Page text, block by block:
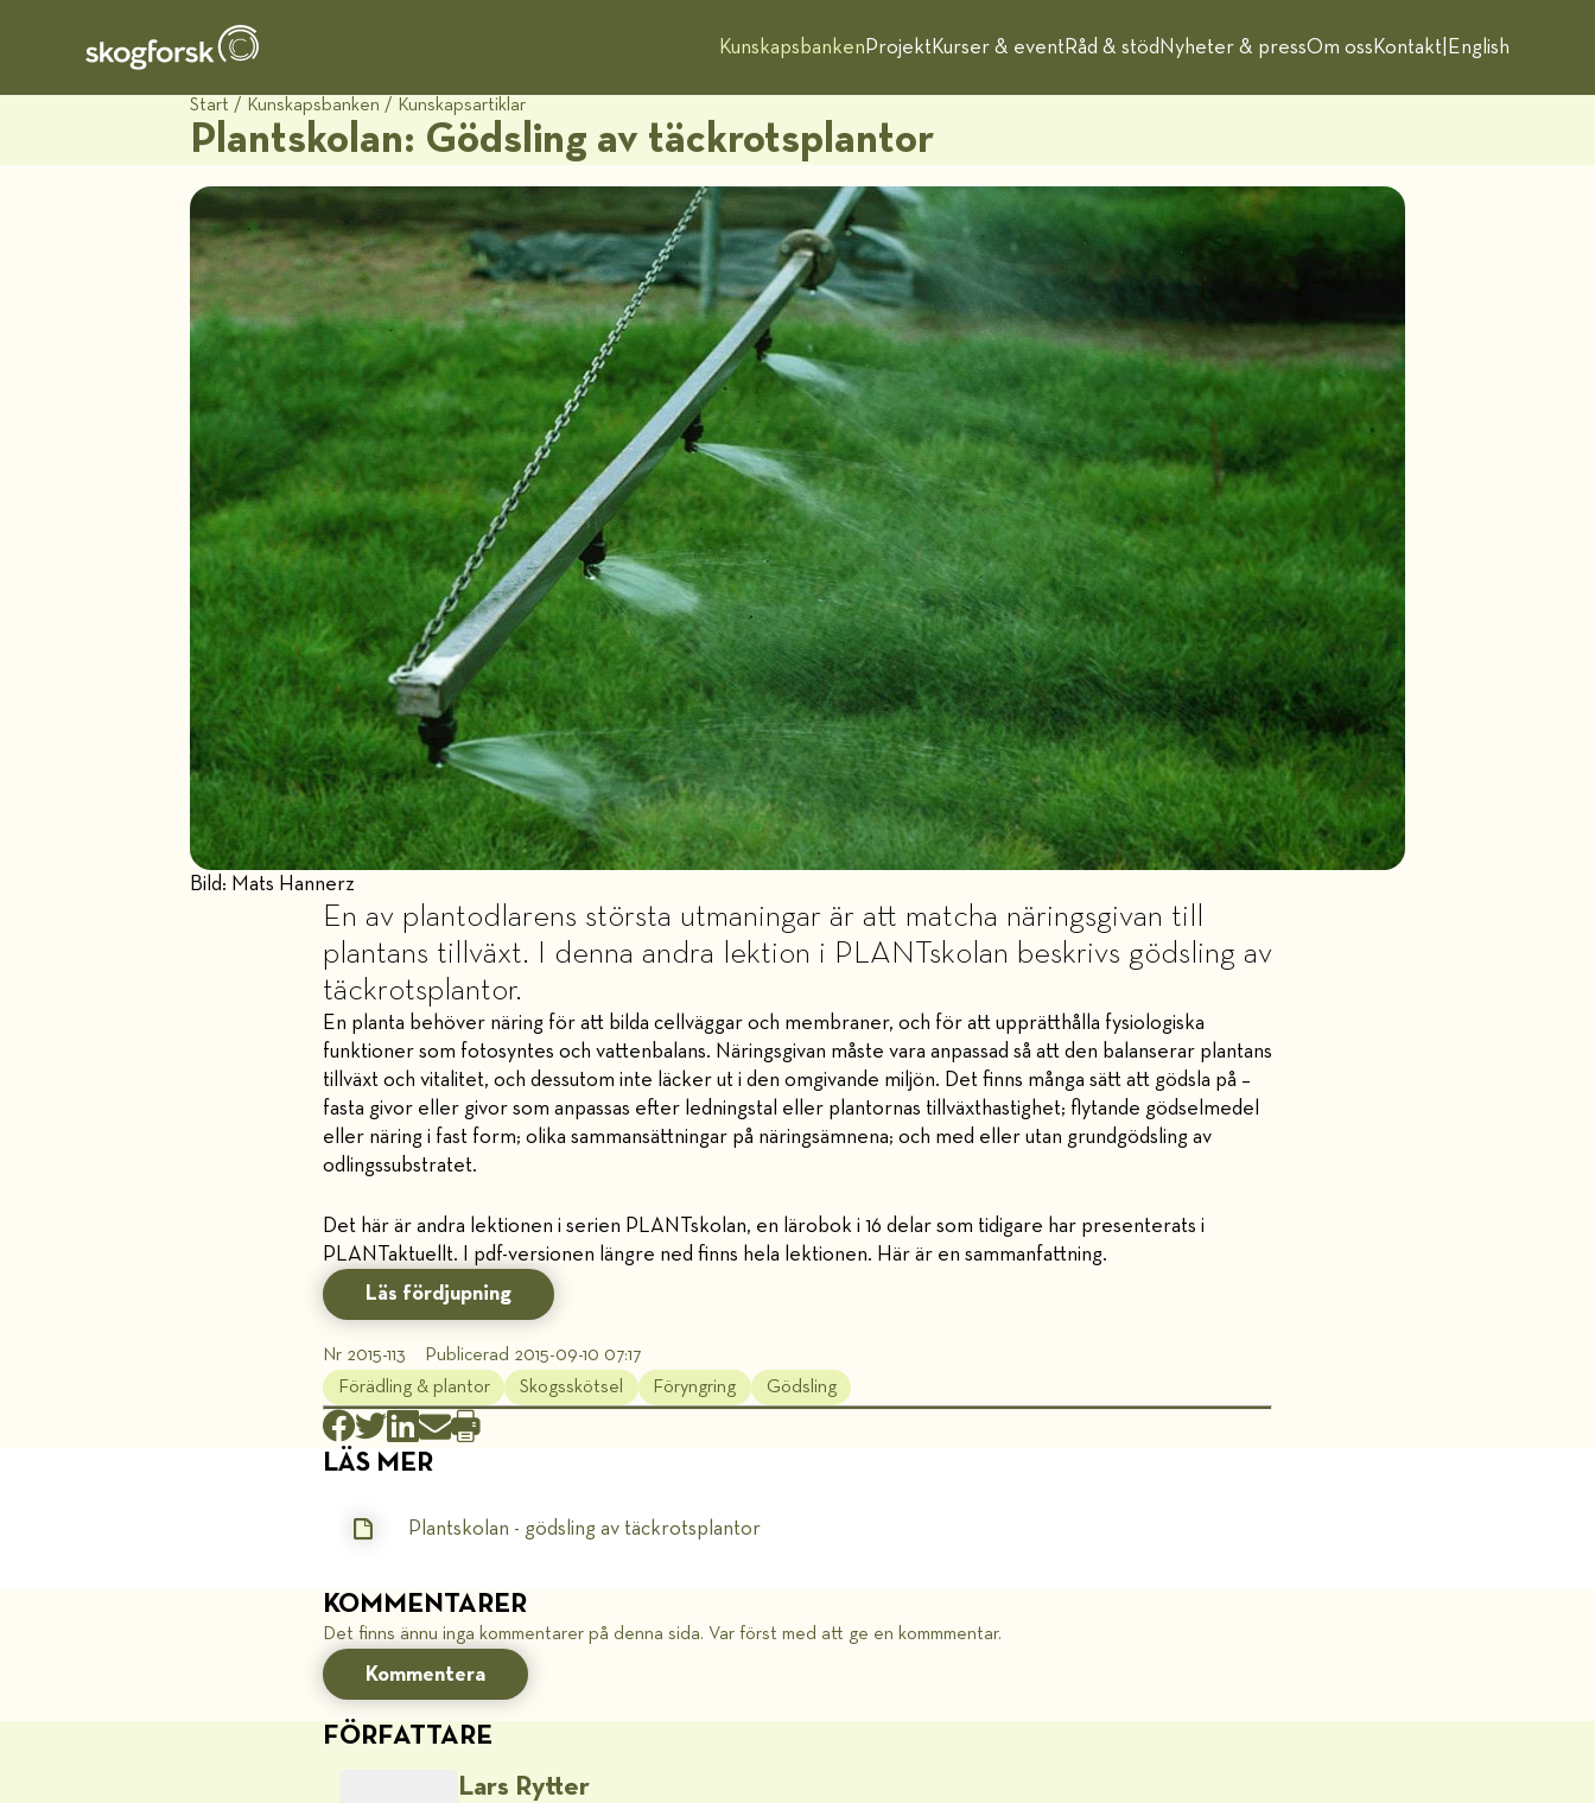
Kunskapsbanken ProjektKurser & eventRåd & stöd Nyheter & pressOm oss Kontakt English
Start / Kunskapsbanken / Kunskapsartiklar
Plantskolan: Gödsling av täckrotsplantor
Bild: Mats Hannerz
En av plantodlarens största utmaningar är att matcha näringsgivan till
plantans tillväxt. I denna andra lektion i PLANTskolan beskrivs gödsling av
täckrotsplantor.
En planta behöver näring för att bilda cellväggar och membraner, och för att upprätthålla fysiologiska
funktioner som fotosyntes och vattenbalans. Näringsgivan måste vara anpassad så att den balanserar plantans
tillväxt och vitalitet, och dessutom inte läcker ut i den omgivande miljön. Det finns många sätt att gödsla på –
fasta givor eller givor som anpassas efter ledningstal eller plantornas tillväxthastighet; flytande gödselmedel
eller näring i fast form; olika sammansättningar på näringsämnena; och med eller utan grundgödsling av
odlingssubstratet.
Det här är andra lektionen i serien PLANTskolan, en lärobok i 16 delar som tidigare har presenterats i
PLANTaktuellt. I pdf-versionen längre ned finns hela lektionen. Här är en sammanfattning.
Läs fördjupning
Nr 2015-113
Publicerad 2015-09-10 07:17
Förädling & plantor
Skogsskötsel Föryngring Gödsling
LÄS MER
Plantskolan - gödsling av täckrotsplantor
KOMMENTARER
Det finns ännu inga kommentarer på denna sida. Var först med att ge en kommmentar.
Kommentera
FÖRFATTARE
Lars Rytter